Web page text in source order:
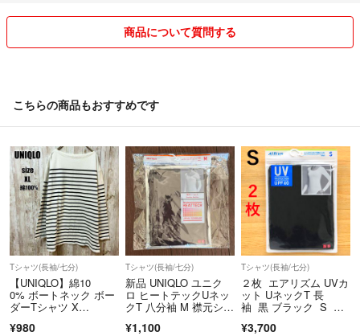
商品について質問する
こちらの商品もおすすめです
Tシャツ(長袖/七分)
【UNIQLO】綿10
0% ボートネック ボー
ダーTシャツ X
¥980
Tシャツ(長袖/七分)
新品 UNIQLO ユニク
ロ ヒートテックUネッ
クT 八分袖 M 襟元シー
¥1,100
Tシャツ(長袖/七分)
２枚 エアリズム UVカ
ット UネックT 長
袖 黒 ブラック S ユ
¥3,700